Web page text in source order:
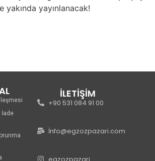
yakında yayınlanacak!
İade
İLETİŞİM
+90 531 084 91 00
İnfo@egzozpazari.com